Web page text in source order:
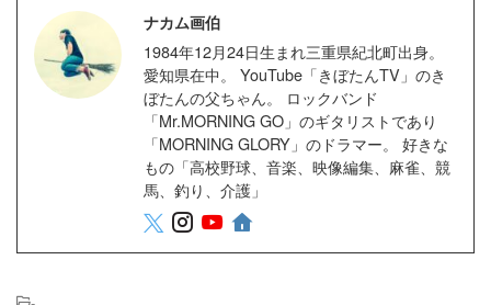
ナカム画伯
1984年12月24日生まれ三重県紀北町出身。
愛知県在中。 YouTube「きぼたんTV」のき
ぼたんの父ちゃん。 ロックバンド
「Mr.MORNING GO」のギタリストであり
「MORNING GLORY」のドラマー。 好きな
もの「高校野球、音楽、映像編集、麻雀、競
馬、釣り、介護」